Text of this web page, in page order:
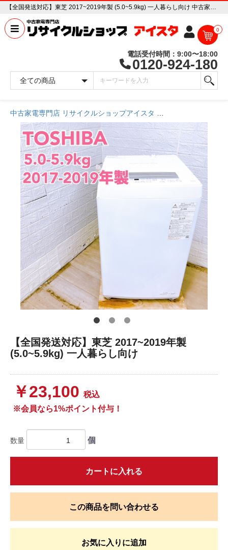
【全国発送対応】東芝 2017~2019年製 (5.0~5.9kg) 一人暮らし向け 中古家電販売専門店 リサイクルショップ アイスタ
0
電話受付時間：9:00〜18:00
0120-924-180
中古家電専門店 リサイクルショップアイスタ
【全国発送対応】東芝 2017~2019年製
(5.0~5.9kg) 一人暮らし向け
￥23,100 税込
※会員なら1%ポイント付与！
数量 個
カートに入れる
この商品を問い合わせる
お気に入りに追加